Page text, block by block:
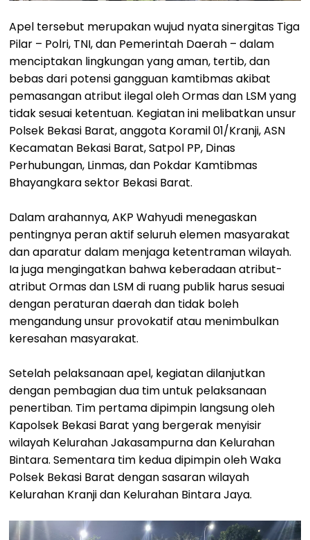
Apel tersebut merupakan wujud nyata sinergitas Tiga
Pilar – Polri, TNI, dan Pemerintah Daerah – dalam
menciptakan lingkungan yang aman, tertib, dan
bebas dari potensi gangguan kamtibmas akibat
pemasangan atribut ilegal oleh Ormas dan LSM yang
tidak sesuai ketentuan. Kegiatan ini melibatkan unsur
Polsek Bekasi Barat, anggota Koramil 01/Kranji, ASN
Kecamatan Bekasi Barat, Satpol PP, Dinas
Perhubungan, Linmas, dan Pokdar Kamtibmas
Bhayangkara sektor Bekasi Barat.
Dalam arahannya, AKP Wahyudi menegaskan
pentingnya peran aktif seluruh elemen masyarakat
dan aparatur dalam menjaga ketentraman wilayah.
Ia juga mengingatkan bahwa keberadaan atribut-
atribut Ormas dan LSM di ruang publik harus sesuai
dengan peraturan daerah dan tidak boleh
mengandung unsur provokatif atau menimbulkan
keresahan masyarakat.
Setelah pelaksanaan apel, kegiatan dilanjutkan
dengan pembagian dua tim untuk pelaksanaan
penertiban. Tim pertama dipimpin langsung oleh
Kapolsek Bekasi Barat yang bergerak menyisir
wilayah Kelurahan Jakasampurna dan Kelurahan
Bintara. Sementara tim kedua dipimpin oleh Waka
Polsek Bekasi Barat dengan sasaran wilayah
Kelurahan Kranji dan Kelurahan Bintara Jaya.